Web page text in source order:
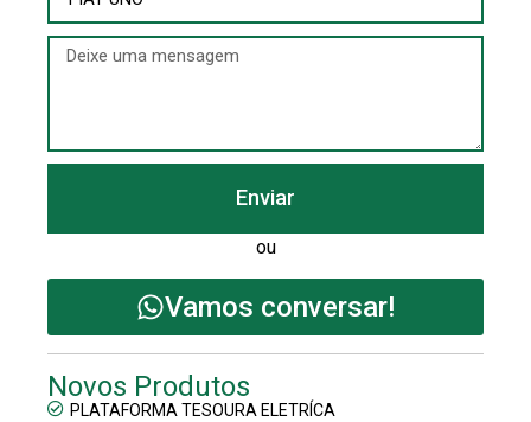
Enviar
ou
Vamos conversar!
Novos Produtos
PLATAFORMA TESOURA ELETRÍCA